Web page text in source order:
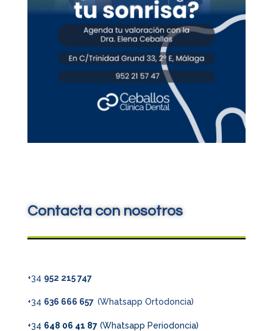
Contacta con nosotros
+34 952 215 747
+34 636 666 657 (Whatsapp Ortodoncia)
+34 648 06 41 87(Whatsapp Periodoncia)